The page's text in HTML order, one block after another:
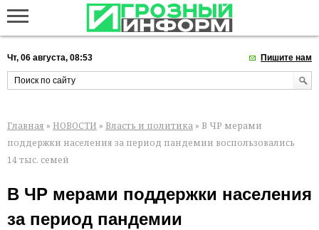
Чт, 06 августа, 08:53 Пишите нам
Главная » НОВОСТИ » Власть и политика » В ЧР мерами
поддержки населения за период пандемии воспользовались
14 тыс. семей
В ЧР мерами поддержки населения
за период пандемии